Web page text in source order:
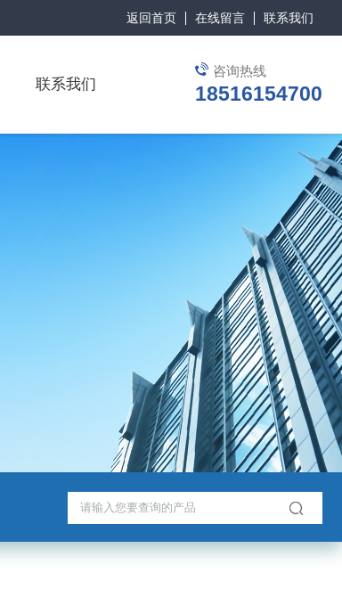
返回首页 在线留言 联系我们
咨询热线
18516154700
联系我们